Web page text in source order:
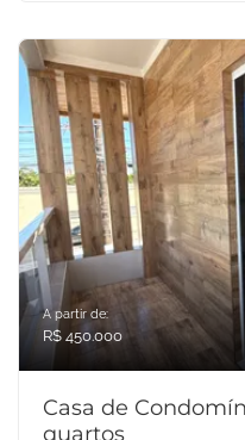
A partir de:
R$ 450.000
Casa de
quartos